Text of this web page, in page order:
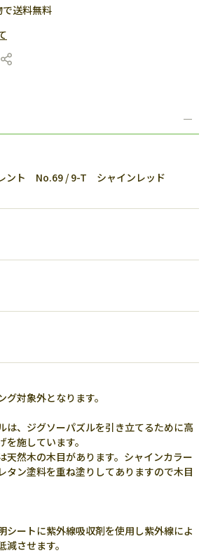
送料無料
ント No.69 / 9-T シャインレッド
対象外となります。
は、ジグソーパズルを引き立てるために高
施しています。
天然木の木目があります。シャインカラー
タン塗料を重ね塗りしてありますので木目
シートに紫外線吸収剤を使用し紫外線によ
させます。